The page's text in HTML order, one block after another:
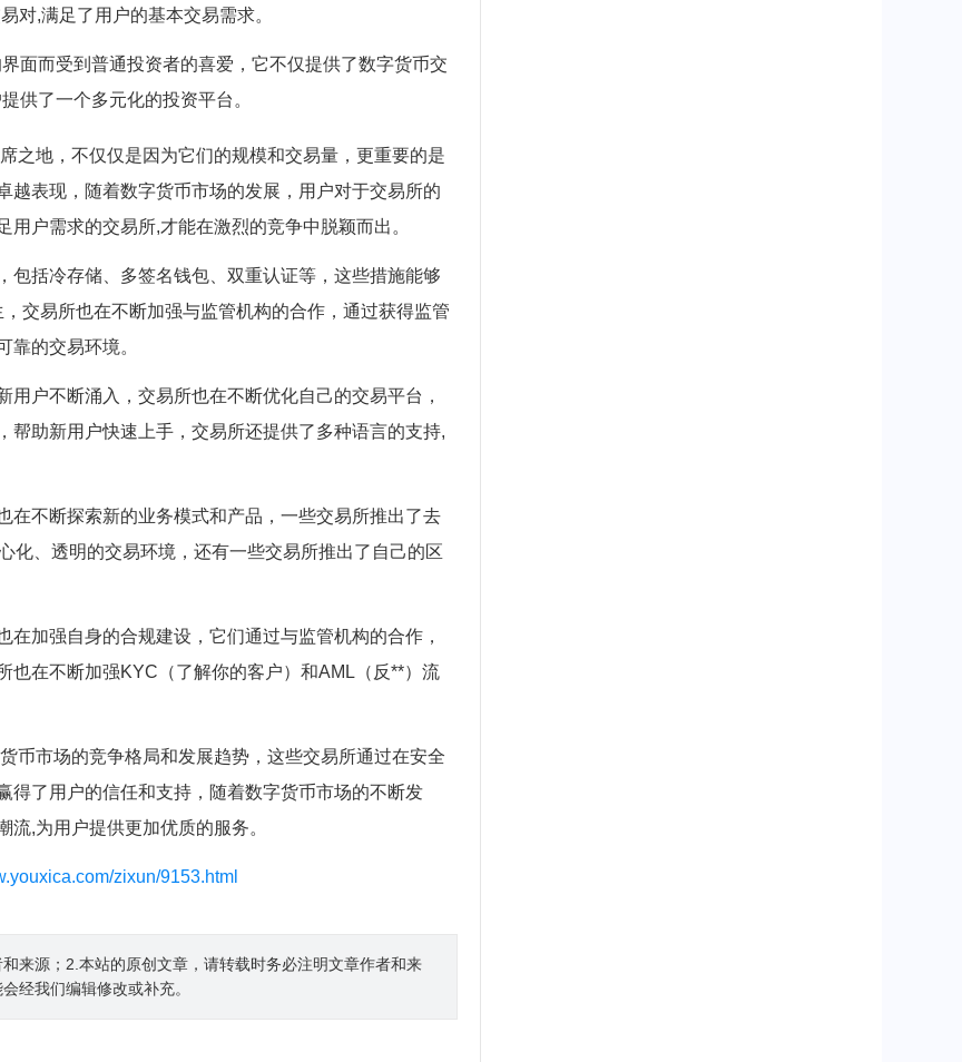
对,满足了用户的基本交易需求。
面而受到普通投资者的喜爱，它不仅提供了数字货币交
供了一个多元化的投资平台。
之地，不仅仅是因为它们的规模和交易量，更重要的是
表现，随着数字货币市场的发展，用户对于交易所的
户需求的交易所,才能在激烈的竞争中脱颖而出。
括冷存储、多签名钱包、双重认证等，这些措施能够
交易所也在不断加强与监管机构的合作，通过获得监管
靠的交易环境。
户不断涌入，交易所也在不断优化自己的交易平台，
助新用户快速上手，交易所还提供了多种语言的支持,
在不断探索新的业务模式和产品，一些交易所推出了去
化、透明的交易环境，还有一些交易所推出了自己的区
加强自身的合规建设，它们通过与监管机构的合作，
也在不断加强KYC（了解你的客户）和AML（反**）流
币市场的竞争格局和发展趋势，这些交易所通过在安全
得了用户的信任和支持，随着数字货币市场的不断发
,为用户提供更加优质的服务。
zixun/9153.html
来源；2.本站的原创文章，请转载时务必注明文章作者和来
经我们编辑修改或补充。